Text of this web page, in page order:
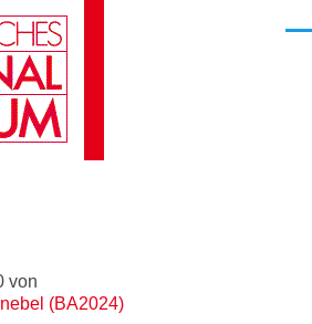
von
(BA2024)